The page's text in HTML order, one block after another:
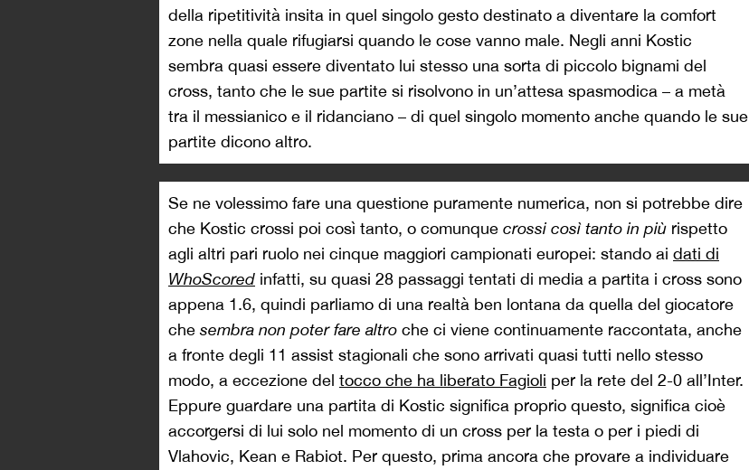
della ripetitività insita in quel singolo gesto destinato a diventare la comfort
zone nella quale rifugiarsi quando le cose vanno male. Negli anni Kostic
sembra quasi essere diventato lui stesso una sorta di piccolo bignami del
cross, tanto che le sue partite si risolvono in un’attesa spasmodica – a metà
tra il messianico e il ridanciano – di quel singolo momento anche quando le sue
partite dicono altro.
Se ne volessimo fare una questione puramente numerica, non si potrebbe dire
che Kostic crossi poi così tanto, o comunque crossi così tanto in più rispetto
agli altri pari ruolo nei cinque maggiori campionati europei: stando ai dati di
WhoScored infatti, su quasi 28 passaggi tentati di media a partita i cross sono
appena 1.6, quindi parliamo di una realtà ben lontana da quella del giocatore
che sembra non poter fare altro che ci viene continuamente raccontata, anche
a fronte degli 11 assist stagionali che sono arrivati quasi tutti nello stesso
modo, a eccezione del tocco che ha liberato Fagioli per la rete del 2-0 all’Inter.
Eppure guardare una partita di Kostic significa proprio questo, significa cioè
accorgersi di lui solo nel momento di un cross per la testa o per i piedi di
Vlahovic, Kean e Rabiot. Per questo, prima ancora che provare a individuare